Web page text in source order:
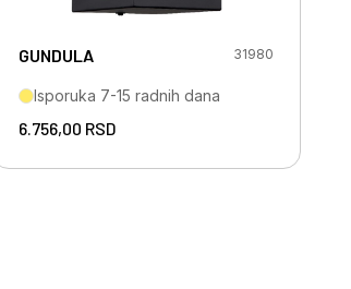
GUNDULA 31980
Isporuka 7-15 radnih dana
6.756,00 RSD